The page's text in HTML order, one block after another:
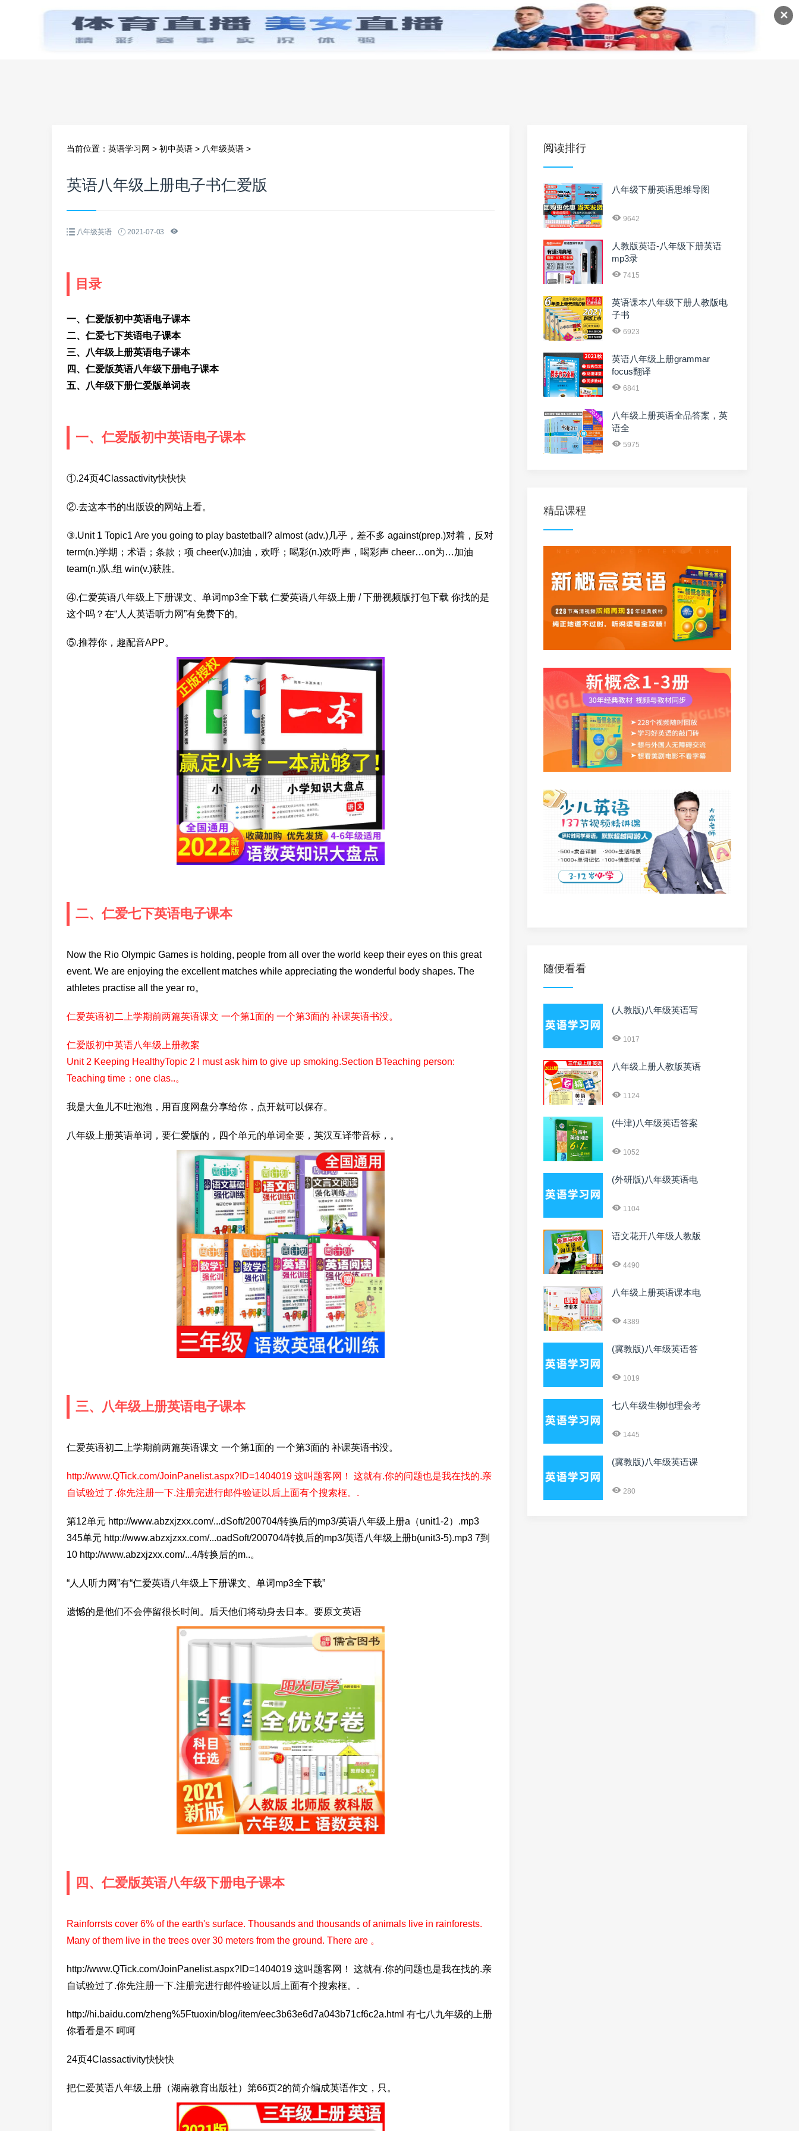
✕
首页 零基础学英语 小学英语 初中英语 高中英语 英语课程 英语资料
当前位置： 英语学习网 > 初中英语 > 八年级英语 >
英语八年级上册电子书仁爱版
八年级英语 2021-07-03
目录
一、仁爱版初中英语电子课本
二、仁爱七下英语电子课本
三、八年级上册英语电子课本
四、仁爱版英语八年级下册电子课本
五、八年级下册仁爱版单词表
一、仁爱版初中英语电子课本
①.24页4Classactivity快快快
②.去这本书的出版设的网站上看。
③.Unit 1 Topic1 Are you going to play bastetball? almost (adv.)几乎，差不多 against(prep.)对着，反对
term(n.)学期；术语；条款；项 cheer(v.)加油，欢呼；喝彩(n.)欢呼声，喝彩声 cheer…on为…加油
team(n.)队,组 win(v.)获胜。
④.仁爱英语八年级上下册课文、单词mp3全下载 仁爱英语八年级上册 / 下册视频版打包下载 你找的是
这个吗？在“人人英语听力网”有免费下的。
⑤.推荐你，趣配音APP。
二、仁爱七下英语电子课本
Now the Rio Olympic Games is holding, people from all over the world keep their eyes on this great
event. We are enjoying the excellent matches while appreciating the wonderful body shapes. The
athletes practise all the year ro。
仁爱英语初二上学期前两篇英语课文 一个第1面的 一个第3面的 补课英语书没。
仁爱版初中英语八年级上册教案
Unit 2 Keeping HealthyTopic 2 I must ask him to give up smoking.Section BTeaching person:
Teaching time：one clas..。
我是大鱼儿不吐泡泡，用百度网盘分享给你，点开就可以保存。
八年级上册英语单词，要仁爱版的，四个单元的单词全要，英汉互译带音标，。
三、八年级上册英语电子课本
仁爱英语初二上学期前两篇英语课文 一个第1面的 一个第3面的 补课英语书没。
http://www.QTick.com/JoinPanelist.aspx?ID=1404019 这叫题客网！ 这就有.你的问题也是我在找的.亲
自试验过了.你先注册一下.注册完进行邮件验证以后上面有个搜索框。.
第12单元 http://www.abzxjzxx.com/...dSoft/200704/转换后的mp3/英语八年级上册a（unit1-2）.mp3
345单元 http://www.abzxjzxx.com/...oadSoft/200704/转换后的mp3/英语八年级上册b(unit3-5).mp3 7到
10 http://www.abzxjzxx.com/...4/转换后的m..。
“人人听力网”有“仁爱英语八年级上下册课文、单词mp3全下载”
遗憾的是他们不会停留很长时间。后天他们将动身去日本。要原文英语
四、仁爱版英语八年级下册电子课本
Rainforrsts cover 6% of the earth's surface. Thousands and thousands of animals live in rainforests.
Many of them live in the trees over 30 meters from the ground. There are 。
http://www.QTick.com/JoinPanelist.aspx?ID=1404019 这叫题客网！ 这就有.你的问题也是我在找的.亲
自试验过了.你先注册一下.注册完进行邮件验证以后上面有个搜索框。.
http://hi.baidu.com/zheng%5Ftuoxin/blog/item/eec3b63e6d7a043b71cf6c2a.html 有七八九年级的上册
你看看是不 呵呵
24页4Classactivity快快快
把仁爱英语八年级上册（湖南教育出版社）第66页2的简介编成英语作文，只。
阅读排行
八年级下册英语思维导图
9642
人教版英语-八年级下册英语
mp3录
7415
英语课本八年级下册人教版电
子书
6923
英语八年级上册grammar
focus翻译
6841
八年级上册英语全品答案，英
语全
5975
精品课程
随便看看
(人教版)八年级英语写
1017
八年级上册人教版英语
1124
(牛津)八年级英语答案
1052
(外研版)八年级英语电
1104
语文花开八年级人教版
4490
八年级上册英语课本电
4389
(冀教版)八年级英语答
1019
七八年级生物地理会考
1445
(冀教版)八年级英语课
280